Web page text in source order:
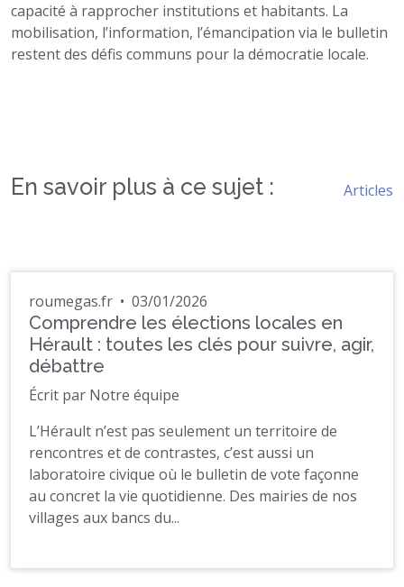
capacité à rapprocher institutions et habitants. La
mobilisation, l’information, l’émancipation via le bulletin
restent des défis communs pour la démocratie locale.
En savoir plus à ce sujet : Articles
roumegas.fr • 03/01/2026
Comprendre les élections locales en
Hérault : toutes les clés pour suivre, agir,
débattre
Écrit par Notre équipe
L’Hérault n’est pas seulement un territoire de
rencontres et de contrastes, c’est aussi un
laboratoire civique où le bulletin de vote façonne
au concret la vie quotidienne. Des mairies de nos
villages aux bancs du...